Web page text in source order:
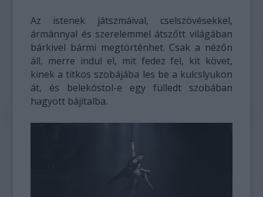
Az istenek játszmáival, cselszövésekkel,
ármánnyal és szerelemmel átszőtt világában
bárkivel bármi megtörténhet. Csak a nézőn
áll, merre indul el, mit fedez fel, kit követ,
kinek a titkos szobájába les be a kulcslyukon
át, és belekóstol-e egy fülledt szobában
hagyott bájitalba.